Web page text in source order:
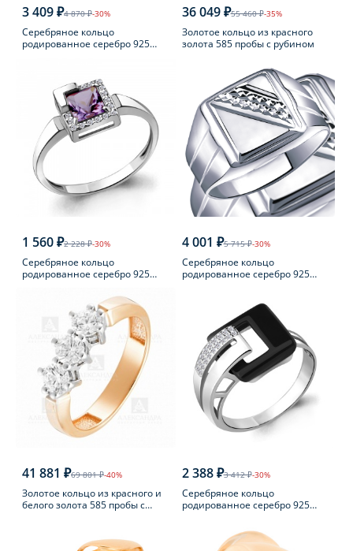
3 409 ₽4 870 ₽-30%
Серебряное кольцо
родированное серебро 925
36 049 ₽55 460 ₽-35%
Золотое кольцо из красного
золота 585 пробы с рубином
1 560 ₽2 228 ₽-30%
Серебряное кольцо
родированное серебро 925
4 001 ₽5 715 ₽-30%
Серебряное кольцо
родированное серебро 925
41 881 ₽69 801 ₽-40%
Золотое кольцо из красного и
белого золота 585 пробы с
2 388 ₽3 412 ₽-30%
Серебряное кольцо
родированное серебро 925